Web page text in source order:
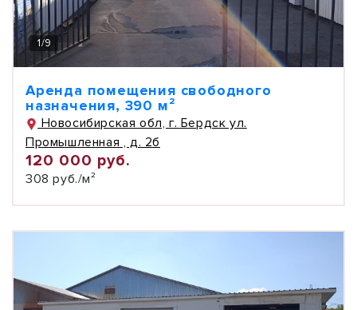
1/9
Аренда помещения свободного
назначения, 390 м²
Новосибирская обл, г. Бердск ул.
Промышленная , д. 2б
120 000 руб.
308 руб./м²